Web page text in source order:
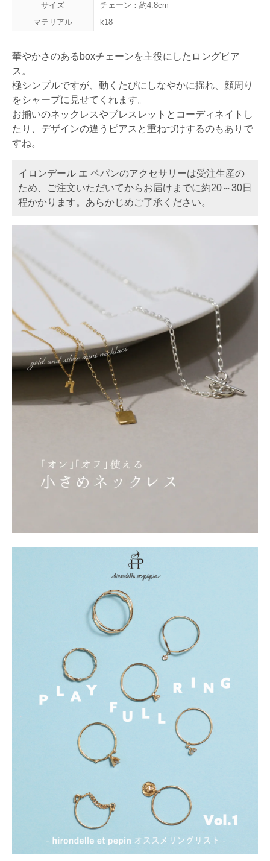
サイズ
チェーン：約4.8cm
マテリアル
k18
華やかさのあるboxチェーンを主役にしたロングピア
ス。
極シンプルですが、動くたびにしなやかに揺れ、顔周り
をシャープに見せてくれます。
お揃いのネックレスやブレスレットとコーディネイトし
たり、デザインの違うピアスと重ねづけするのもありで
すね。
イロンデール エ ペパンのアクセサリーは受注生産の
ため、ご注文いただいてからお届けまでに約20～30日
程かかります。あらかじめご了承ください。